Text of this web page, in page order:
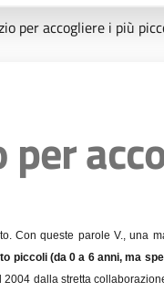
per accogliere i più
per
Con queste parole V.,
piccoli (da 0 a 6 anni, ma
2004 dalla stretta